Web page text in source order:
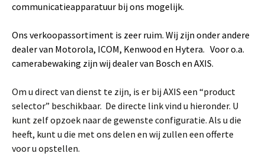
communicatieapparatuur bij ons mogelijk.
Ons verkoopassortiment is zeer ruim. Wij zijn onder andere
dealer van Motorola, ICOM, Kenwood en Hytera. Voor o.a.
camerabewaking zijn wij dealer van Bosch en AXIS.
Om u direct van dienst te zijn, is er bij AXIS een “product
selector” beschikbaar. De directe link vind u hieronder. U
kunt zelf opzoek naar de gewenste configuratie. Als u die
heeft, kunt u die met ons delen en wij zullen een offerte
voor u opstellen.